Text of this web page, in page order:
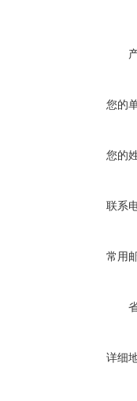
您的
您的
联系
常用
详细